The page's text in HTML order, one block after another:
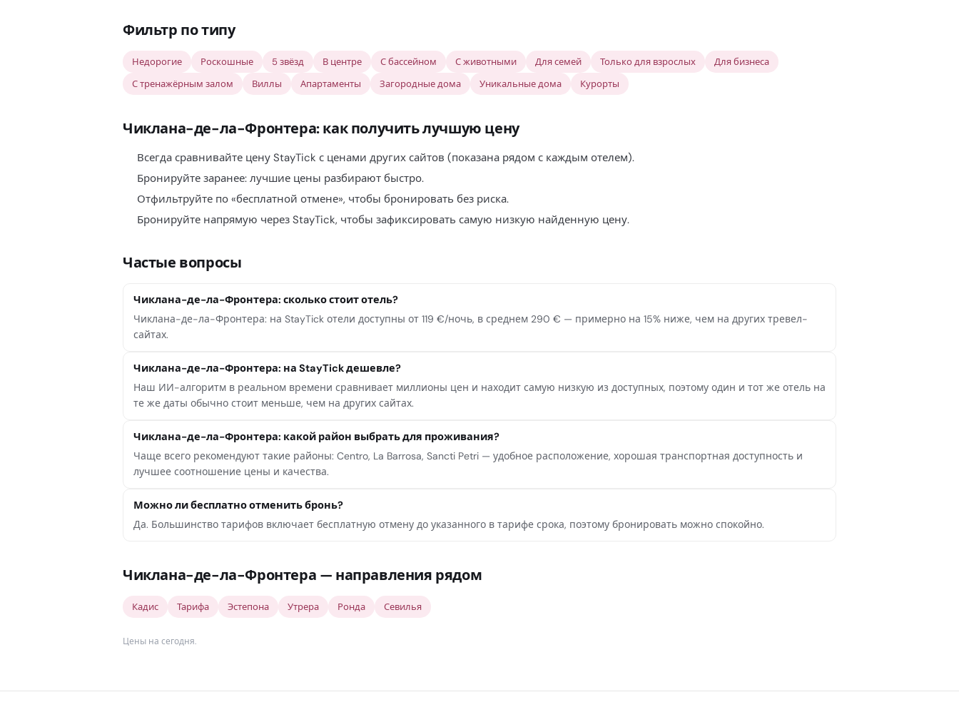
Фильтр по типу
Недорогие Роскошные 5 звёзд В центре С бассейном С животными Для семей Только для взрослых
Для бизнеса
С тренажёрным залом
Виллы Апартаменты Загородные дома Уникальные дома Курорты
Чиклана-де-ла-Фронтера: как получить лучшую цену
Всегда сравнивайте цену StayTick с ценами других сайтов (показана рядом с каждым отелем).
Бронируйте заранее: лучшие цены разбирают быстро.
Отфильтруйте по «бесплатной отмене», чтобы бронировать без риска.
Бронируйте напрямую через StayTick, чтобы зафиксировать самую низкую найденную цену.
Частые вопросы
Чиклана-де-ла-Фронтера: сколько стоит отель?
Чиклана-де-ла-Фронтера: на StayTick отели доступны от 119 €/ночь, в среднем 290 € — примерно на 15% ниже, чем на других тревел-
сайтах.
Чиклана-де-ла-Фронтера: на StayTick дешевле?
Наш ИИ-алгоритм в реальном времени сравнивает миллионы цен и находит самую низкую из доступных, поэтому один и тот же отель на
те же даты обычно стоит меньше, чем на других сайтах.
Чиклана-де-ла-Фронтера: какой район выбрать для проживания?
Чаще всего рекомендуют такие районы: Centro, La Barrosa, Sancti Petri — удобное расположение, хорошая транспортная доступность и
лучшее соотношение цены и качества.
Можно ли бесплатно отменить бронь?
Да. Большинство тарифов включает бесплатную отмену до указанного в тарифе срока, поэтому бронировать можно спокойно.
Чиклана-де-ла-Фронтера — направления рядом
Кадис Тарифа Эстепона Утрера Ронда Севилья
Цены на сегодня.